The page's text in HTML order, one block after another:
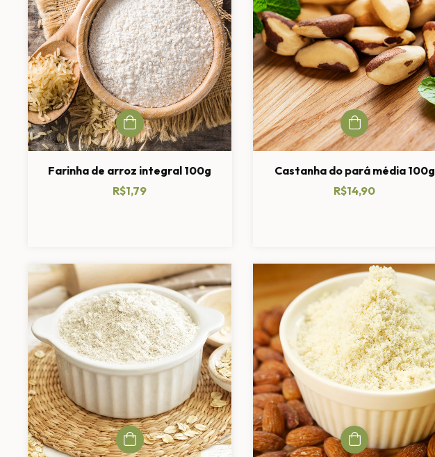
Farinha de arroz integral 100g
R$1,79
Castanha do pará média 100g
R$14,90